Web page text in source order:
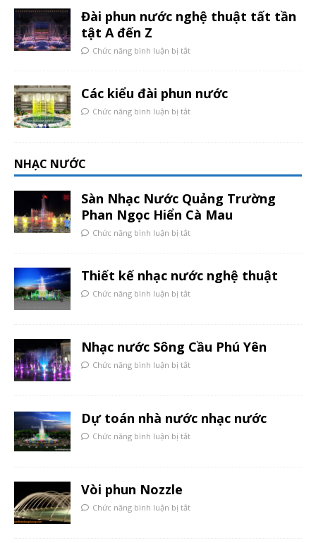
Đài phun nước nghệ thuật tất tần
tật A đến Z
Chức năng bình luận bị tắt
Các kiểu đài phun nước
Chức năng bình luận bị tắt
NHẠC NƯỚC
Sàn Nhạc Nước Quảng Trường
Phan Ngọc Hiển Cà Mau
Chức năng bình luận bị tắt
Thiết kế nhạc nước nghệ thuật
Chức năng bình luận bị tắt
Nhạc nước Sông Cầu Phú Yên
Chức năng bình luận bị tắt
Dự toán nhà nước nhạc nước
Chức năng bình luận bị tắt
Vòi phun Nozzle
Chức năng bình luận bị tắt